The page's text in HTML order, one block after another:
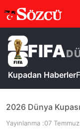
FIFA
Kupadan Haberler
2026 Dünya Kupası
Yayınlanma :07